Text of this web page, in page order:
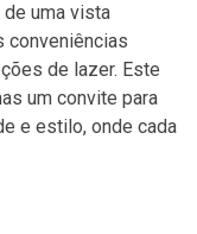
uma vista
conveniências
de lazer. Este
um convite para
e estilo, onde cada